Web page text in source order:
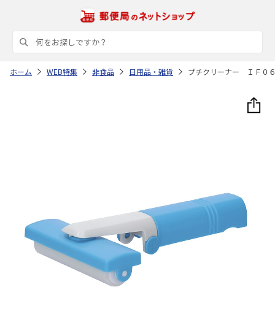
ホーム WEB特集 非食品 日用品・雑貨 プチクリーナー ＩＦ０